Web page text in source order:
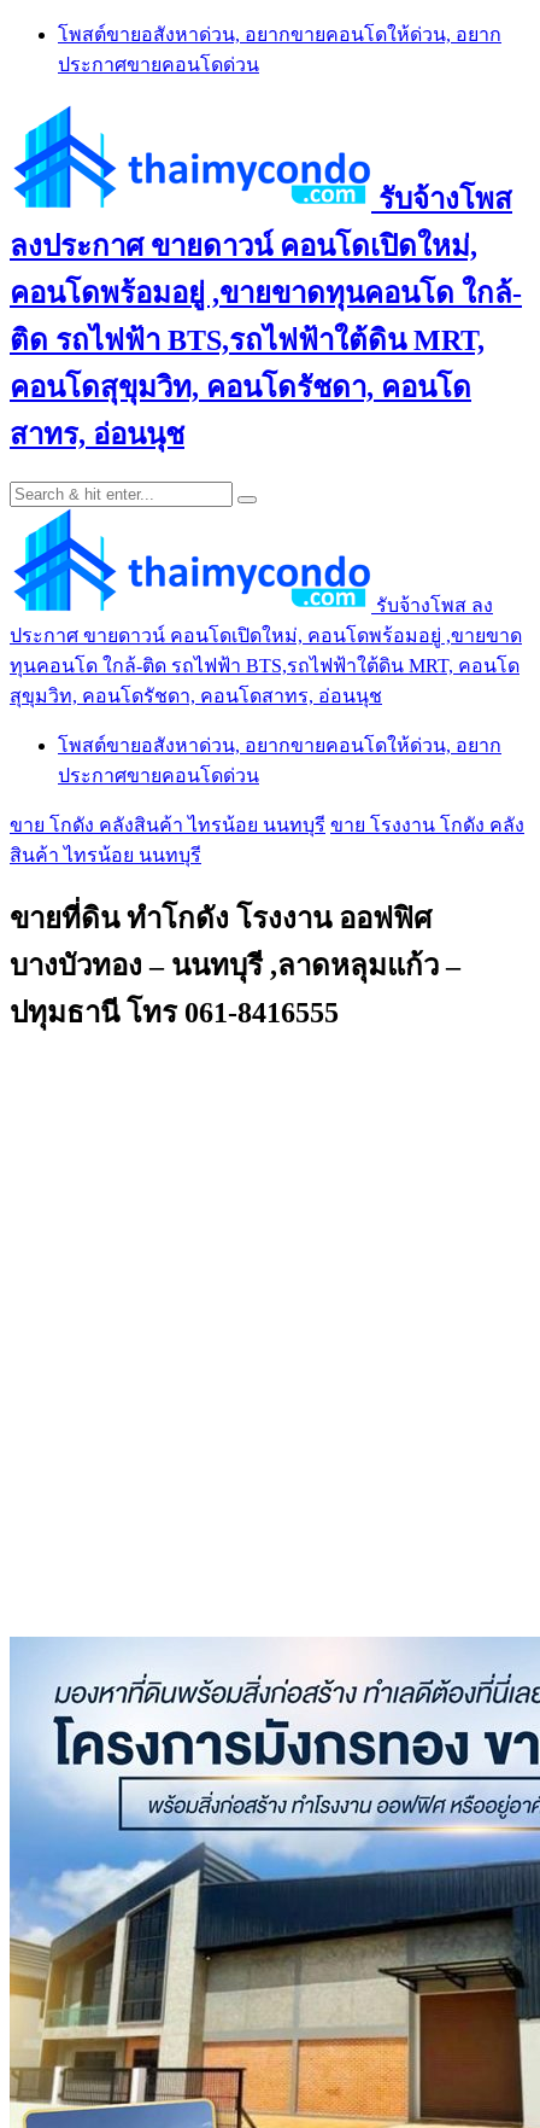
Skip
content
โพสต์ขายอสังหาด่วน, อยากขายคอนโดให้ด่วน, อยาก
ประกาศขายคอนโดด่วน
รับจ้างโพส
ลงประกาศ ขายดาวน์ คอนโดเปิดใหม่,
คอนโดพร้อมอยู่ ,ขายขาดทุนคอนโด ใกล้-
ติด รถไฟฟ้า BTS,รถไฟฟ้าใต้ดิน MRT,
คอนโดสุขุมวิท, คอนโดรัชดา, คอนโด
สาทร, อ่อนนุช
รับจ้างโพส ลง
ประกาศ ขายดาวน์ คอนโดเปิดใหม่, คอนโดพร้อมอยู่ ,ขายขาด
ทุนคอนโด ใกล้-ติด รถไฟฟ้า BTS,รถไฟฟ้าใต้ดิน MRT, คอนโด
สุขุมวิท, คอนโดรัชดา, คอนโดสาทร, อ่อนนุช
โพสต์ขายอสังหาด่วน, อยากขายคอนโดให้ด่วน, อยาก
ประกาศขายคอนโดด่วน
ขาย โกดัง คลังสินค้า ไทรน้อย นนทบุรี ขาย โรงงาน โกดัง คลัง
สินค้า ไทรน้อย นนทบุรี
ขายที่ดิน ทำโกดัง โรงงาน ออฟฟิศ
บางบัวทอง – นนทบุรี ,ลาดหลุมแก้ว –
ปทุมธานี โทร 061-8416555